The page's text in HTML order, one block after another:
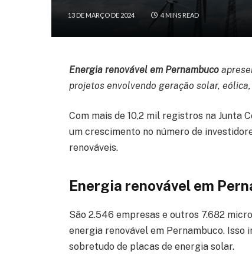
13 DE MARÇO DE 2024 4 MINS READ
Energia renovável em Pernambuco
projetos envolvendo geração solar,
Com mais de 10,2 mil registros na Junta
um crescimento no número de
renováveis.
Energia renovável em
São 2.546 empresas e outros 7.682
energia renovável em Pernambuco.
sobretudo de placas de energia solar.